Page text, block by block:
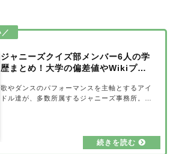
ジャニーズクイズ部メンバー6人の学
歴まとめ！大学の偏差値やWikiプロ
歌やダンスのパフォーマンスを主軸とするアイ
ドル達が、多数所属するジャニーズ事務所。そ
イズ部。今回は、ジャニーズクイズ部メンバー
6人の学歴を詳しく調べてみました。大学の偏